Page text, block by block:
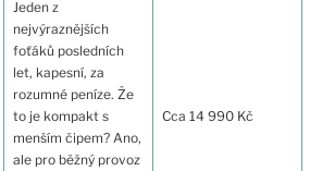
Jeden z
nejvýraznějších
foťáků posledních
let, kapesní, za
rozumné peníze. Že
to je kompakt s
menším čipem? Ano,
ale pro běžný provoz
Cca 14 990 Kč